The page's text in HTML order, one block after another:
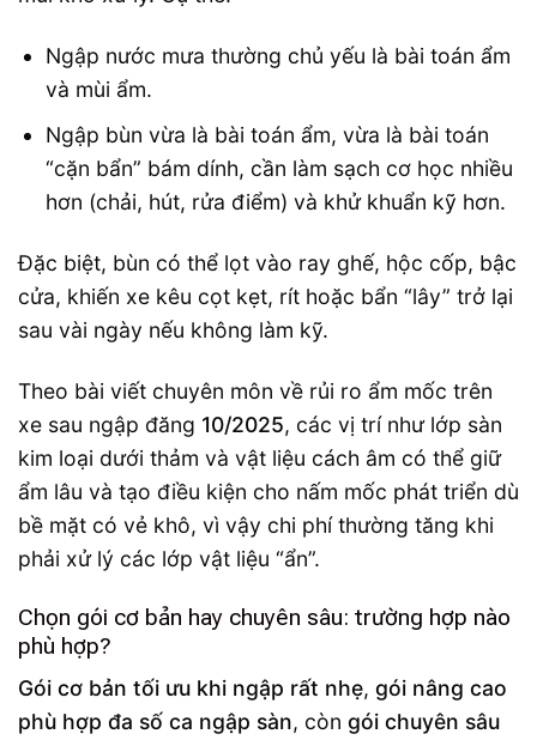
Ngập nước mưa thường chủ yếu là bài toán ẩm
và mùi ẩm.
Ngập bùn vừa là bài toán ẩm, vừa là bài toán
“cặn bẩn” bám dính, cần làm sạch cơ học nhiều
hơn (chải, hút, rửa điểm) và khử khuẩn kỹ hơn.
Đặc biệt, bùn có thể lọt vào ray ghế, hộc cốp, bậc
cửa, khiến xe kêu cọt kẹt, rít hoặc bẩn “lây” trở lại
sau vài ngày nếu không làm kỹ.
Theo bài viết chuyên môn về rủi ro ẩm mốc trên
xe sau ngập đăng 10/2025, các vị trí như lớp sàn
kim loại dưới thảm và vật liệu cách âm có thể giữ
ẩm lâu và tạo điều kiện cho nấm mốc phát triển dù
bề mặt có vẻ khô, vì vậy chi phí thường tăng khi
phải xử lý các lớp vật liệu “ẩn”.
Chọn gói cơ bản hay chuyên sâu: trường hợp nào
phù hợp?
Gói cơ bản tối ưu khi ngập rất nhẹ, gói nâng cao
phù hợp đa số ca ngập sàn, còn gói chuyên sâu